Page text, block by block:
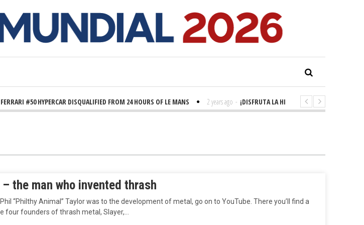
#50 HYPERCAR DISQUALIFIED FROM 24 HOURS OF LE MANS 2 years ago - ¡DISFRUTA LA HISTORIA! 'LA GRANDE SEINE'
– the man who invented thrash
“Philthy Animal” Taylor was to the development of metal, go on to YouTube. There you’ll find a
four founders of thrash metal, Slayer,…